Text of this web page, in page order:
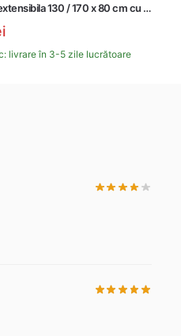
130 / 170 x 80 cm cu 6
livrare în 3-5 zile lucrătoare